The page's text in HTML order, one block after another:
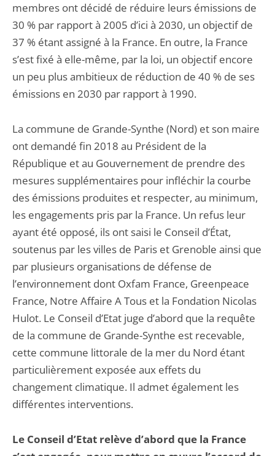
membres ont décidé de réduire leurs émissions de
30 % par rapport à 2005 d’ici à 2030, un objectif de
37 % étant assigné à la France. En outre, la France
s’est fixé à elle-même, par la loi, un objectif encore
un peu plus ambitieux de réduction de 40 % de ses
émissions en 2030 par rapport à 1990.
La commune de Grande-Synthe (Nord) et son maire
ont demandé fin 2018 au Président de la
République et au Gouvernement de prendre des
mesures supplémentaires pour infléchir la courbe
des émissions produites et respecter, au minimum,
les engagements pris par la France. Un refus leur
ayant été opposé, ils ont saisi le Conseil d’État,
soutenus par les villes de Paris et Grenoble ainsi que
par plusieurs organisations de défense de
l’environnement dont Oxfam France, Greenpeace
France, Notre Affaire A Tous et la Fondation Nicolas
Hulot. Le Conseil d’Etat juge d’abord que la requête
de la commune de Grande-Synthe est recevable,
cette commune littorale de la mer du Nord étant
particulièrement exposée aux effets du
changement climatique. Il admet également les
différentes interventions.
Le Conseil d’Etat relève d’abord que la France